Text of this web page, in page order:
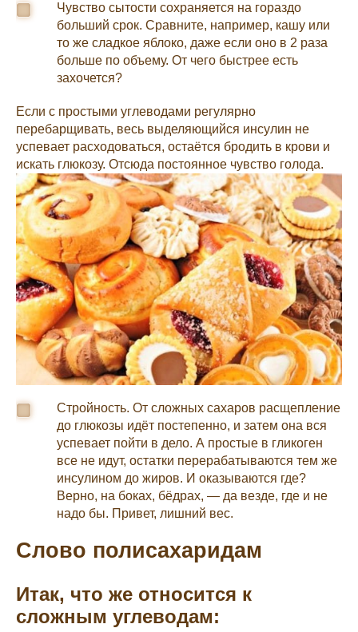
Чувство сытости сохраняется на гораздо
больший срок. Сравните, например, кашу или
то же сладкое яблоко, даже если оно в 2 раза
больше по объему. От чего быстрее есть
захочется?
Если с простыми углеводами регулярно
перебарщивать, весь выделяющийся инсулин не
успевает расходоваться, остаётся бродить в крови и
искать глюкозу. Отсюда постоянное чувство голода.
Стройность. От сложных сахаров расщепление
до глюкозы идёт постепенно, и затем она вся
успевает пойти в дело. А простые в гликоген
все не идут, остатки перерабатываются тем же
инсулином до жиров. И оказываются где?
Верно, на боках, бёдрах, — да везде, где и не
надо бы. Привет, лишний вес.
Слово полисахаридам
Итак, что же относится к
сложным углеводам: